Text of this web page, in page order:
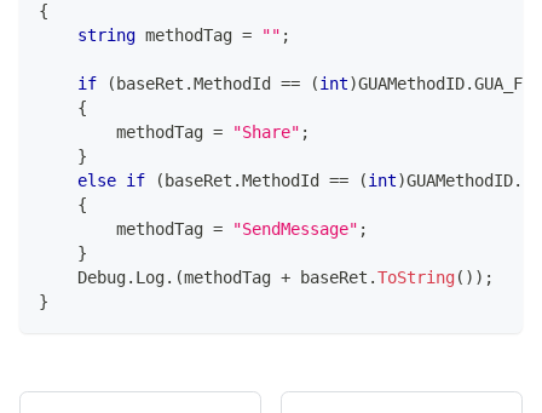
{
string methodTag = "" ;
if ( baseRet .MethodId == (int)GUAMethodID.
{
        methodTag
= "Share" ;
}
else if ( baseRet .MethodId == (int)GUAMethodID.
{
        methodTag
= "SendMessage" ;
}
    Debug
. Log. (methodTag + baseRet .ToString( ) ) ;
}